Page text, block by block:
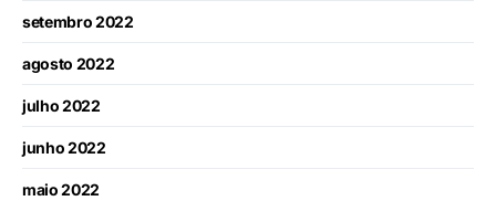
setembro 2022
agosto 2022
julho 2022
junho 2022
maio 2022